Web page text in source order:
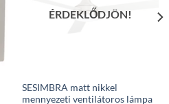
ÉRDEKLŐDJÖN!
SESIMBRA matt nikkel
mennyezeti ventilátoros lámpa